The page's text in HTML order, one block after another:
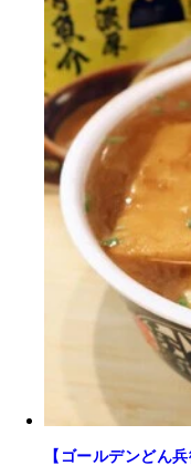
【ゴールデンどん